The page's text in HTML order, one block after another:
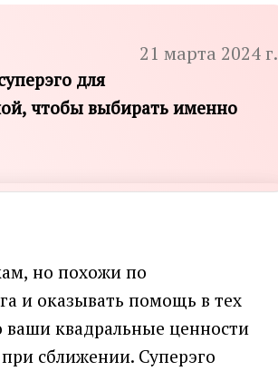
21 марта 2024 г.
для
чтобы выбирать именно
но похожи по
и оказывать помощь в тех
квадральные ценности
сближении. Суперэго